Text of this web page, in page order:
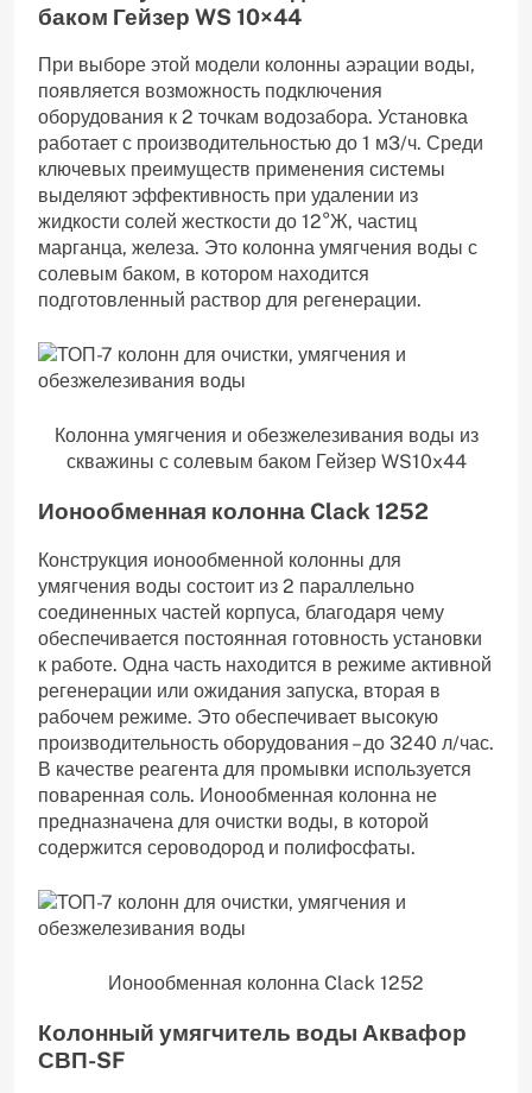
баком Гейзер WS 10×44
При выборе этой модели колонны аэрации воды,
появляется возможность подключения
оборудования к 2 точкам водозабора. Установка
работает с производительностью до 1 м3/ч. Среди
ключевых преимуществ применения системы
выделяют эффективность при удалении из
жидкости солей жесткости до 12°Ж, частиц
марганца, железа. Это колонна умягчения воды с
солевым баком, в котором находится
подготовленный раствор для регенерации.
Колонна умягчения и обезжелезивания воды из
скважины с солевым баком Гейзер WS10x44
Ионообменная колонна Clack 1252
Конструкция ионообменной колонны для
умягчения воды состоит из 2 параллельно
соединенных частей корпуса, благодаря чему
обеспечивается постоянная готовность установки
к работе. Одна часть находится в режиме активной
регенерации или ожидания запуска, вторая в
рабочем режиме. Это обеспечивает высокую
производительность оборудования – до 3240 л/час.
В качестве реагента для промывки используется
поваренная соль. Ионообменная колонна не
предназначена для очистки воды, в которой
содержится сероводород и полифосфаты.
Ионообменная колонна Clack 1252
Колонный умягчитель воды Аквафор
СВП-SF